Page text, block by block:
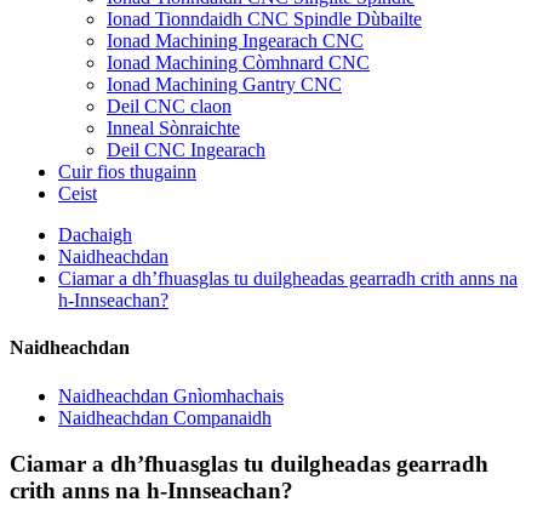
Ionad Tionndaidh CNC Spindle Dùbailte
Ionad Machining Ingearach CNC
Ionad Machining Còmhnard CNC
Ionad Machining Gantry CNC
Deil CNC claon
Inneal Sònraichte
Deil CNC Ingearach
Cuir fios thugainn
Ceist
Dachaigh
Naidheachdan
Ciamar a dh’fhuasglas tu duilgheadas gearradh crith anns na
h-Innseachan?
Naidheachdan
Naidheachdan Gnìomhachais
Naidheachdan Companaidh
Ciamar a dh’fhuasglas tu duilgheadas gearradh
crith anns na h-Innseachan?